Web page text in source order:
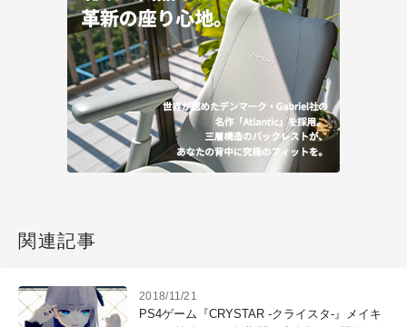
関連記事
2018/11/21
PS4ゲーム『CRYSTAR -クライスタ-』メイキ